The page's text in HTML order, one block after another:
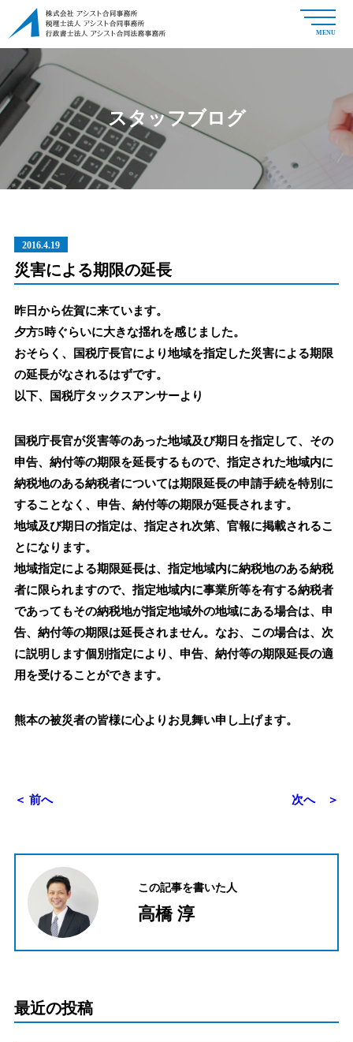
MENU
スタッフブログ
2016.4.19
災害による期限の延長
昨日から佐賀に来ています。
夕方5時ぐらいに大きな揺れを感じました。
おそらく、国税庁長官により地域を指定した災害による期限
の延長がなされるはずです。
以下、国税庁タックスアンサーより
国税庁長官が災害等のあった地域及び期日を指定して、その
申告、納付等の期限を延長するもので、指定された地域内に
納税地のある納税者については期限延長の申請手続を特別に
することなく、申告、納付等の期限が延長されます。
地域及び期日の指定は、指定され次第、官報に掲載されるこ
とになります。
地域指定による期限延長は、指定地域内に納税地のある納税
者に限られますので、指定地域内に事業所等を有する納税者
であってもその納税地が指定地域外の地域にある場合は、申
告、納付等の期限は延長されません。なお、この場合は、次
に説明します個別指定により、申告、納付等の期限延長の適
用を受けることができます。
熊本の被災者の皆様に心よりお見舞い申し上げます。
＜ 前へ 次へ ＞
この記事を書いた人
高橋 淳
最近の投稿